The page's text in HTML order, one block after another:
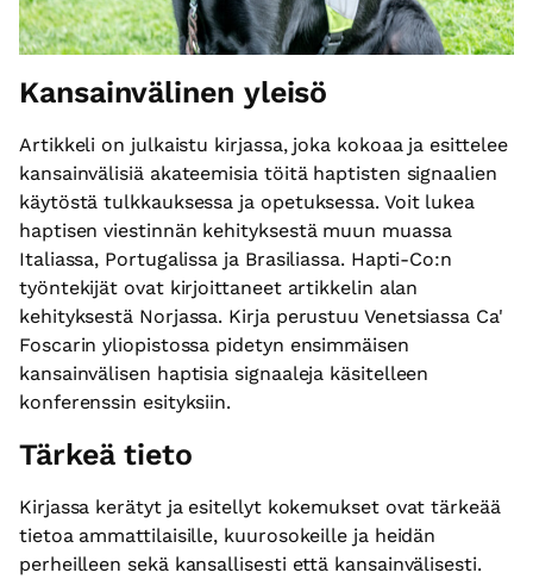
Kansainvälinen yleisö
Artikkeli on julkaistu kirjassa, joka kokoaa ja esittelee
kansainvälisiä akateemisia töitä haptisten signaalien
käytöstä tulkkauksessa ja opetuksessa. Voit lukea
haptisen viestinnän kehityksestä muun muassa
Italiassa, Portugalissa ja Brasiliassa. Hapti-Co:n
työntekijät ovat kirjoittaneet artikkelin alan
kehityksestä Norjassa. Kirja perustuu Venetsiassa Ca'
Foscarin yliopistossa pidetyn ensimmäisen
kansainvälisen haptisia signaaleja käsitelleen
konferenssin esityksiin.
Tärkeä tieto
Kirjassa kerätyt ja esitellyt kokemukset ovat tärkeää
tietoa ammattilaisille, kuurosokeille ja heidän
perheilleen sekä kansallisesti että kansainvälisesti.